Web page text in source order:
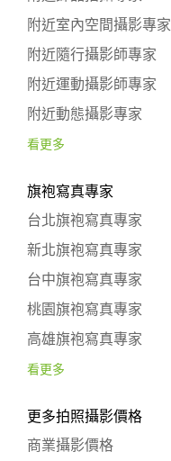
附近室內空間攝影專家
附近隨行攝影師專家
附近運動攝影師專家
附近動態攝影專家
看更多
旗袍寫真專家
台北旗袍寫真專家
新北旗袍寫真專家
台中旗袍寫真專家
桃園旗袍寫真專家
高雄旗袍寫真專家
看更多
更多拍照攝影價格
商業攝影價格